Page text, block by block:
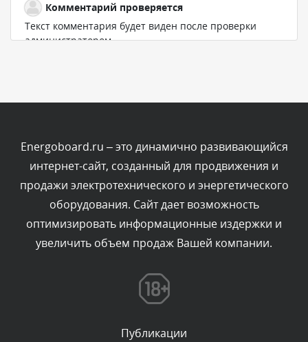
Комментарий проверяется
Текст комментария будет виден после проверки
администратором.
Комментарий проверяется
Текст комментария будет виден после проверки
администратором.
Сегодня, в 05:57
Комментарий проверяется
Текст комментария будет виден после проверки
Комментарий проверяется
Energoboard.ru – это динамично развивающийся
интернет-сайт, созданный для продвижения и
продажи электротехнического и энергетического
оборудования. Сайт дает возможность
оптимизировать информационные издержки и
увеличить объем продаж Вашей компании.
Публикации